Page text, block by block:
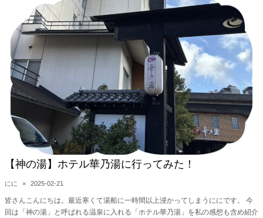
【神の湯】ホテル華乃湯に行ってみた！
にに × 2025-02-21
皆さんこんにちは。最近寒くて湯船に一時間以上浸かってしまうににです。 今
回は「神の湯」と呼ばれる温泉に入れる「ホテル華乃湯」を私の感想も含め紹介